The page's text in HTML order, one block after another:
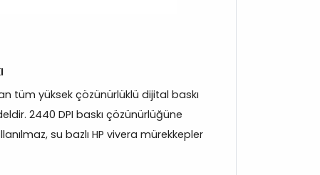
tüm yüksek çözünürlüklü dijital baskı
2440 DPI baskı çözünürlüğüne
su bazlı HP vivera mürekkepler